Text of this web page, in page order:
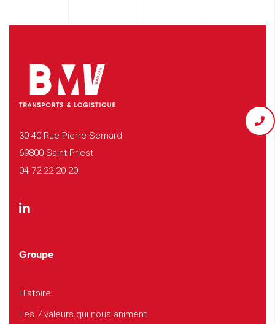
30-40 Rue Pierre Semard
69800 Saint-Priest
04 72 22 20 20
Groupe
Histoire
Les 7 valeurs qui nous animent